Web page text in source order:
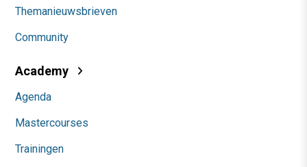
Themanieuwsbrieven
Community
Academy
Agenda
Mastercourses
Trainingen